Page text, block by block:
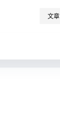
文章